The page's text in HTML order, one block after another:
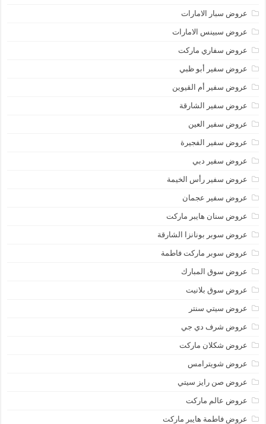
عروض سبار الامارات
عروض سبينس الامارات
عروض سفاري ماركت
عروض سفير أبو ظبي
عروض سفير أم القيوين
عروض سفير الشارقة
عروض سفير العين
عروض سفير الفجيرة
عروض سفير دبي
عروض سفير رأس الخيمة
عروض سفير عجمان
عروض سنان هايبر ماركت
عروض سوبر بونانزا الشارقة
عروض سوبر ماركت فاطمة
عروض سوق المبارك
عروض سوق بلانيت
عروض سيتي سنتر
عروض شرف دي جي
عروض شكلان ماركت
عروض شويترامس
عروض صن رايز سيتي
عروض عالم ماركت
عروض فاطمة هايبر ماركت